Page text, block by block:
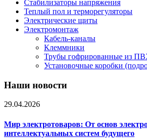
Стабилизаторы напряжения
Теплый пол и терморегуляторы
Электрические щиты
Электромонтаж
Кабель-каналы
Клеммники
Трубы гофрированные из
Установочные коробки
Наши новости
29.04.2026
Мир электротоваров: От основ
интеллектуальных систем будущего